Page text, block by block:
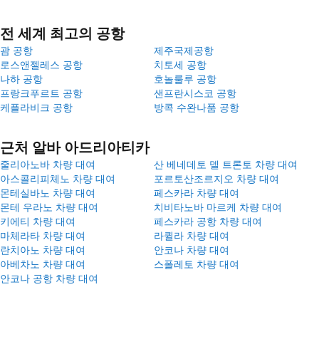
전 세계 최고의 공항
괌 공항
제주국제공항
로스앤젤레스 공항
치토세 공항
나하 공항
호놀룰루 공항
프랑크푸르트 공항
샌프란시스코 공항
케플라비크 공항
방콕 수완나품 공항
근처 알바 아드리아티카
줄리아노바 차량 대여
산 베네데토 델 트론토 차량 대여
아스콜리피체노 차량 대여
포르토산조르지오 차량 대여
몬테실바노 차량 대여
페스카라 차량 대여
몬테 우라노 차량 대여
치비타노바 마르케 차량 대여
키에티 차량 대여
페스카라 공항 차량 대여
마체라타 차량 대여
라퀼라 차량 대여
란치아노 차량 대여
안코나 차량 대여
아베차노 차량 대여
스폴레토 차량 대여
안코나 공항 차량 대여